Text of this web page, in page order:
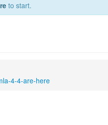
to start.
4-4-are-here